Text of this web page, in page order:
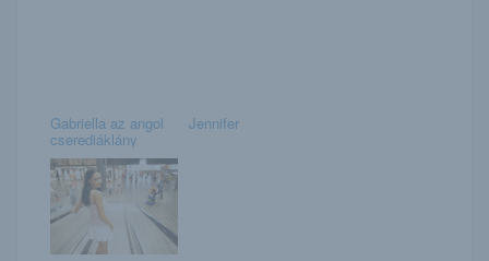
Gabriella az angol
cserediáklány
Jennifer